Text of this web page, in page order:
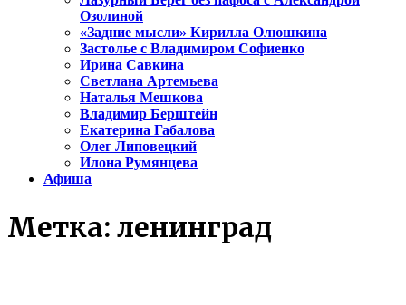
Озолиной
«Задние мысли» Кирилла Олюшкина
Застолье с Владимиром Софиенко
Ирина Савкина
Светлана Артемьева
Наталья Мешкова
Владимир Берштейн
Екатерина Габалова
Олег Липовецкий
Илона Румянцева
Афиша
Метка: ленинград